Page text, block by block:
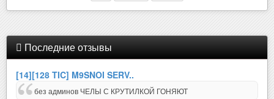
Последние отзывы
[14][128 TIC] M9SNOI SERV..
без админов ЧЕЛЫ С КРУТИЛКОЙ ГОНЯЮТ